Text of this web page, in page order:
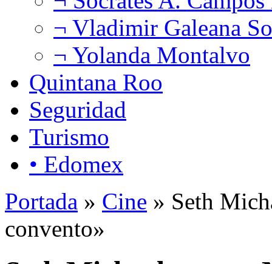
¬ Vladimir Galeana
¬ Yolanda Montalvo
Quintana Roo
Seguridad
Turismo
• Edomex
Portada » Cine » Seth
convento»